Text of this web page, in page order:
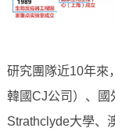
研究團隊近10年來
韓國CJ公司）、國
Strathclyde大學、